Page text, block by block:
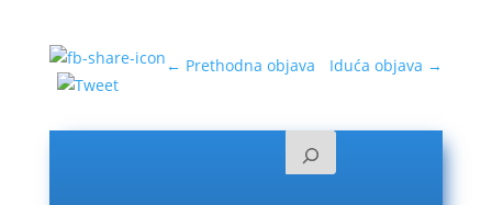
← Prethodna objava Iduća objava →